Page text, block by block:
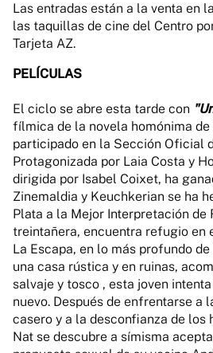
Las entradas están a la venta en
las taquillas de cine del Centro
Tarjeta AZ.
PELÍCULAS
El ciclo se abre esta tarde con
fílmica de la novela homónima de
participado en la Sección Oficial
Protagonizada por Laia Costa y
dirigida por Isabel Coixet, ha
Zinemaldia y Keuchkerian se ha
Plata a la Mejor Interpretación de
treintañera, encuentra refugio en
La Escapa, en lo más profundo
una casa rústica y en ruinas,
salvaje y tosco , esta joven
nuevo. Después de enfrentarse a
casero y a la desconfianza de los
Nat se descubre a símisma